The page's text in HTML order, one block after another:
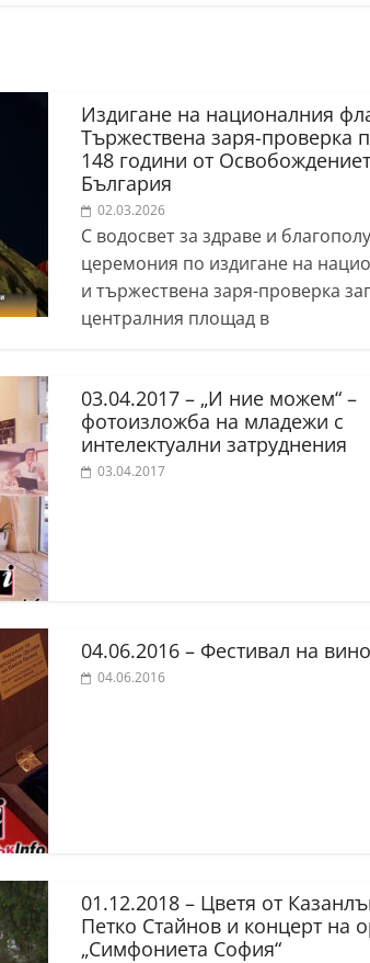
Издигане на националния
Тържествена заря-проверка
148 години от
България
02.03.2026
С водосвет за здраве и
церемония по издигане на
и тържествена заря-проверка
централния площад в
03.04.2017 – „И ние можем“ –
фотоизложба на младежи с
интелектуални затруднения
03.04.2017
04.06.2016 – Фестивал на
04.06.2016
01.12.2018 – Цветя от
Петко Стайнов и концерт на
„Симфониета София“